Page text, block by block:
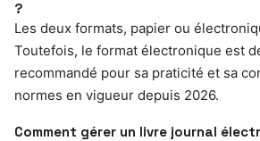
?
Les deux formats, papier ou
Toutefois, le format électronique est
recommandé pour sa praticité et sa
normes en vigueur depuis 2026.
Comment gérer un livre journal